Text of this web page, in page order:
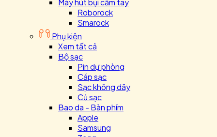
Máy hút bụi cầm tay
Roborock
Smarock
Phụ kiện
Xem tất cả
Bộ sạc
Pin dự phòng
Cáp sạc
Sạc không dây
Củ sạc
Bao da - Bàn phím
Apple
Samsung